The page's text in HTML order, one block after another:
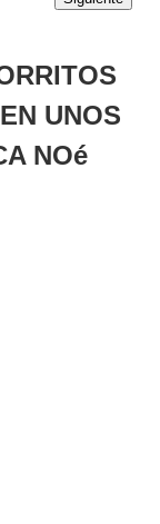
UNOS
NOé